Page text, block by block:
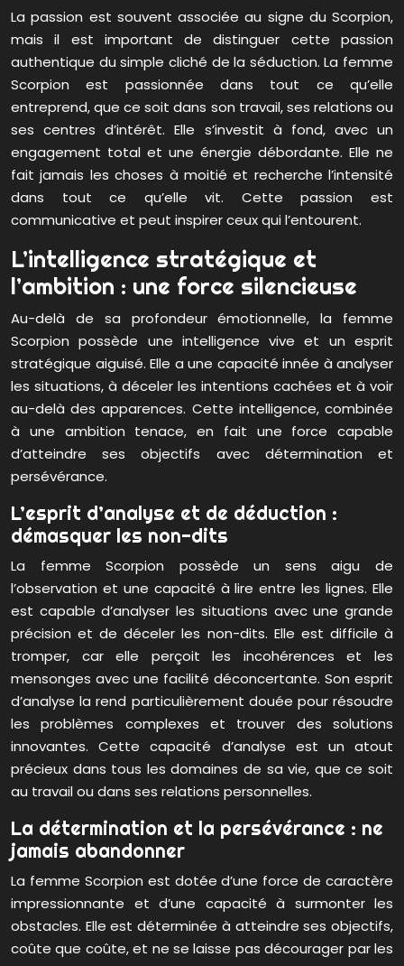
La passion est souvent associée au signe du Scorpion,
mais il est important de distinguer cette passion
authentique du simple cliché de la séduction. La femme
Scorpion est passionnée dans tout ce qu’elle
entreprend, que ce soit dans son travail, ses relations ou
ses centres d’intérêt. Elle s’investit à fond, avec un
engagement total et une énergie débordante. Elle ne
fait jamais les choses à moitié et recherche l’intensité
dans tout ce qu’elle vit. Cette passion est
communicative et peut inspirer ceux qui l’entourent.
L’intelligence stratégique et
l’ambition : une force silencieuse
Au-delà de sa profondeur émotionnelle, la femme
Scorpion possède une intelligence vive et un esprit
stratégique aiguisé. Elle a une capacité innée à analyser
les situations, à déceler les intentions cachées et à voir
au-delà des apparences. Cette intelligence, combinée
à une ambition tenace, en fait une force capable
d’atteindre ses objectifs avec détermination et
persévérance.
L’esprit d’analyse et de déduction :
démasquer les non-dits
La femme Scorpion possède un sens aigu de
l’observation et une capacité à lire entre les lignes. Elle
est capable d’analyser les situations avec une grande
précision et de déceler les non-dits. Elle est difficile à
tromper, car elle perçoit les incohérences et les
mensonges avec une facilité déconcertante. Son esprit
d’analyse la rend particulièrement douée pour résoudre
les problèmes complexes et trouver des solutions
innovantes. Cette capacité d’analyse est un atout
précieux dans tous les domaines de sa vie, que ce soit
au travail ou dans ses relations personnelles.
La détermination et la persévérance : ne
jamais abandonner
La femme Scorpion est dotée d’une force de caractère
impressionnante et d’une capacité à surmonter les
obstacles. Elle est déterminée à atteindre ses objectifs,
coûte que coûte, et ne se laisse pas décourager par les